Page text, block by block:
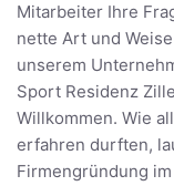
Mitarbeiter Ihre
nette Art und
unserem
Sport Residenz
Willkommen. Wie
erfahren durften,
Firmengründung